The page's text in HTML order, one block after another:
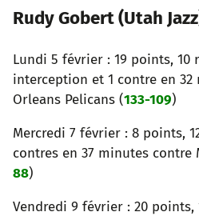
Rudy Gobert (Utah
Lundi 5 février : 19 points, 10
interception et 1 contre en
Orleans Pelicans (133-109)
Mercredi 7 février : 8 points,
contres en 37 minutes contre
88)
Vendredi 9 février : 20 points,